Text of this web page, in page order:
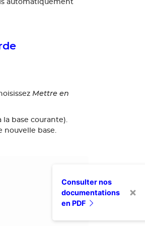
automatiquement
Mettre en
base courante).
base.
Consulter nos
documentations
en PDF